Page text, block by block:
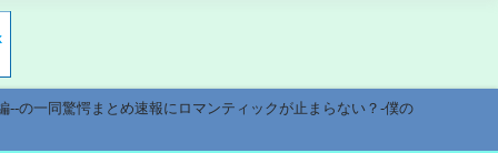
の一同驚愕まとめ速報にロマンティックが止まらない？-僕の